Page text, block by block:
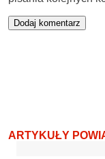
ARTYKUŁY